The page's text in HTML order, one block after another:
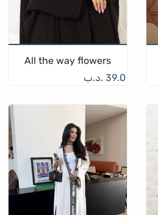
All the way flowers
39.0 .د.ب